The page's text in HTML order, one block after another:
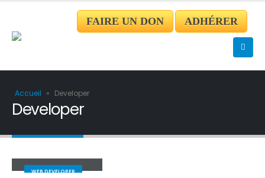
FAIRE UN DON ADHÉRER
Accueil » Developer
Developer
WEB DEVELOPER